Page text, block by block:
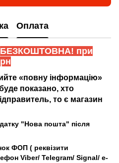
Оплата
БЕЗКОШТОВНА! при
«повну інформацію»
показано, хто
то є магазин
"Нова пошта" після
ФОП ( реквізити
Viber/ Telegram/ Signal/ e-